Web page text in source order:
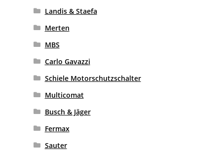
Landis & Staefa
Merten
MBS
Carlo Gavazzi
Schiele Motorschutzschalter
Multicomat
Busch & Jäger
Fermax
Sauter